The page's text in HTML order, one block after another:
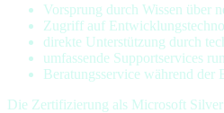
Vorsprung durch Wissen über
Zugriff auf
direkte Unterstützung durch
umfassende Supportservices
Beratungsservice während der
Die Zertifizierung als Microsoft